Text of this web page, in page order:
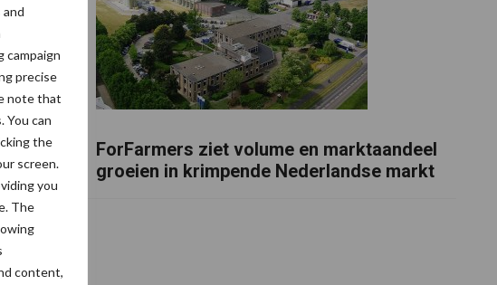
campaign
precise
note that
You can
the
screen.
you
The
content,
ForFarmers ziet volume en marktaandeel
groeien in krimpende Nederlandse markt